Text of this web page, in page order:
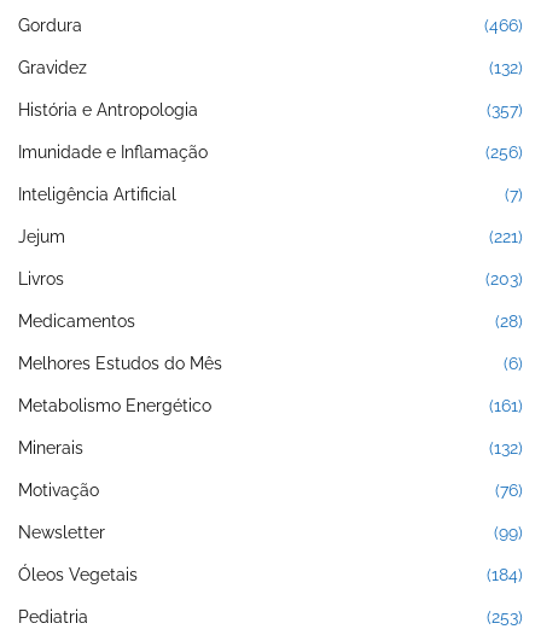
Gordura (466)
Gravidez (132)
História e Antropologia (357)
Imunidade e Inflamação (256)
Inteligência Artificial (7)
Jejum (221)
Livros (203)
Medicamentos (28)
Melhores Estudos do Mês (6)
Metabolismo Energético (161)
Minerais (132)
Motivação (76)
Newsletter (99)
Óleos Vegetais (184)
Pediatria (253)